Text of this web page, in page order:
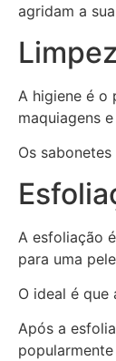
agridam a
A higiene é o
maquiagens
Os
A esfoliação
para uma
O ideal é que
Após a